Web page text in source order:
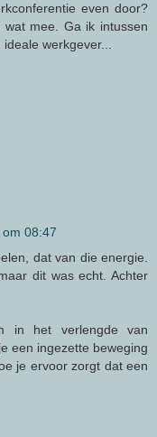
even door?
mee. Ga ik intussen
werkgever...
08:47
dat van die energie.
dit was echt. Achter
in het verlengde van
een ingezette beweging
je ervoor zorgt dat een